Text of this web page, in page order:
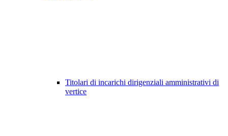
Titolari di incarichi dirigenziali amministrativi di
vertice